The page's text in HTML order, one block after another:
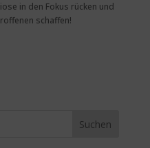
in den Fokus rücken und
schaffen!